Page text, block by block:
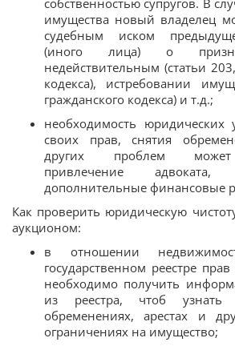
имущества новый владелец
судебным иском
(иного лица) о
недействительным (статьи
кодекса), истребовании
гражданского кодекса) и т.д.;
необходимость юридических
своих прав, снятия
других проблем может
привлечение
дополнительные финансовые
Как проверить юридическую
аукционом:
в отношении
государственном реестре
необходимо получить
из реестра, чтоб узнать
обременениях, арестах и
ограничениях на имущество;